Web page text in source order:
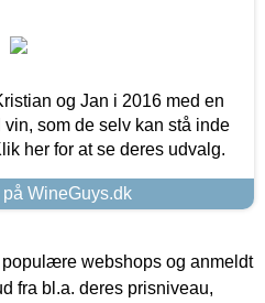
og Jan i 2016 med en
som de selv kan stå inde
her for at se deres udvalg.
WineGuys.dk
webshops og anmeldt
fra bl.a. deres prisniveau,